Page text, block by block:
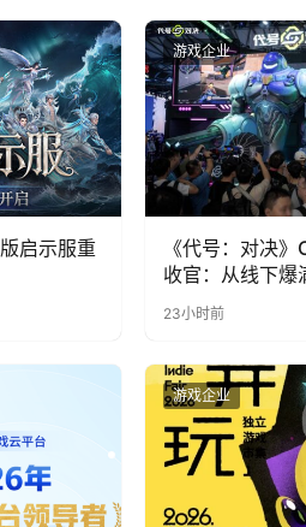
启示服重
游戏企业
《代号：对决
收官：从线下爆
实期待
23小时前
游戏企业